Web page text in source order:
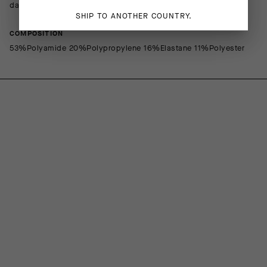
davantage de chaleur.
COMPOSITION
53%Polyamide 20%Polypropylene 16%Elastane 11%Polyester
SHIP TO ANOTHER COUNTRY.